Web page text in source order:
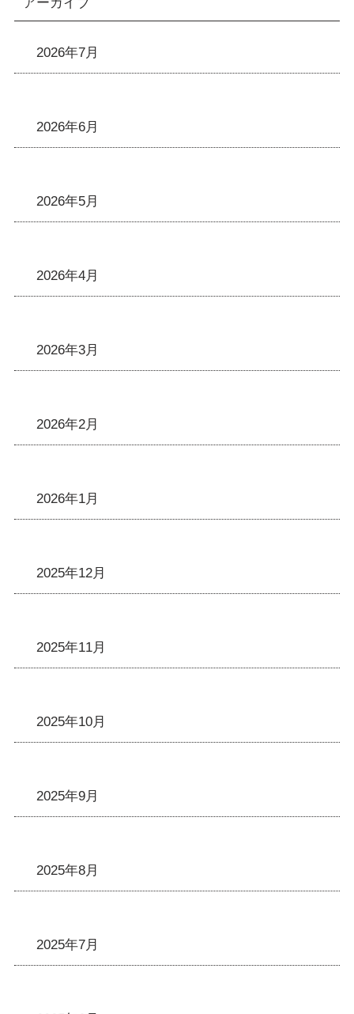
2026年7月
2026年6月
2026年5月
2026年4月
2026年3月
2026年2月
2026年1月
2025年12月
2025年11月
2025年10月
2025年9月
2025年8月
2025年7月